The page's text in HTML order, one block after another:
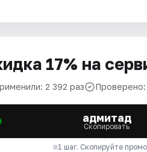
17% на
2 392 раз Проверено:
адмитад
Скопировать
1 шаг. Скопируйте